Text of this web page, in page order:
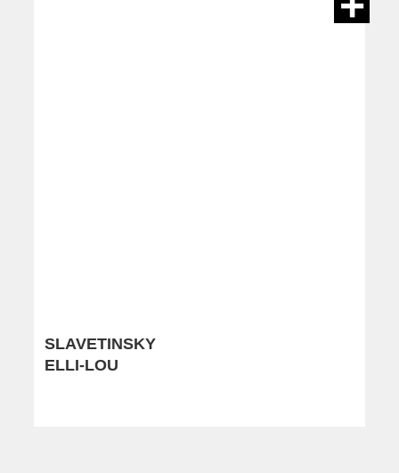
SLAVETINSKY
ELLI-LOU